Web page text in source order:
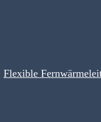
Flexible